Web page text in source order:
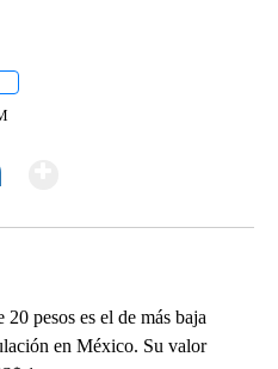
pesos es el de más baja
en México. Su valor